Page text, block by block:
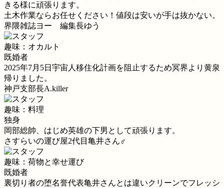
きる様に頑張ります。
土木作業ならお任せください！値段は安いが手は抜かない。
界隈雑誌ヨー 編集長ゆう
趣味：オカルト
既婚者
2025年7月5日宇宙人移住化計画を阻止するため冥界より黄泉
帰りました。
神戸支部長A.killer
趣味：料理
独身
岡部総帥、はじめ英雄の下男として頑張ります。
さすらいの運び屋2代目亀井さん♂
趣味：荷物と幸せ運び
既婚者
裏切り者の堕名誉代表亀井さんとは違いクリーンでフレッシ